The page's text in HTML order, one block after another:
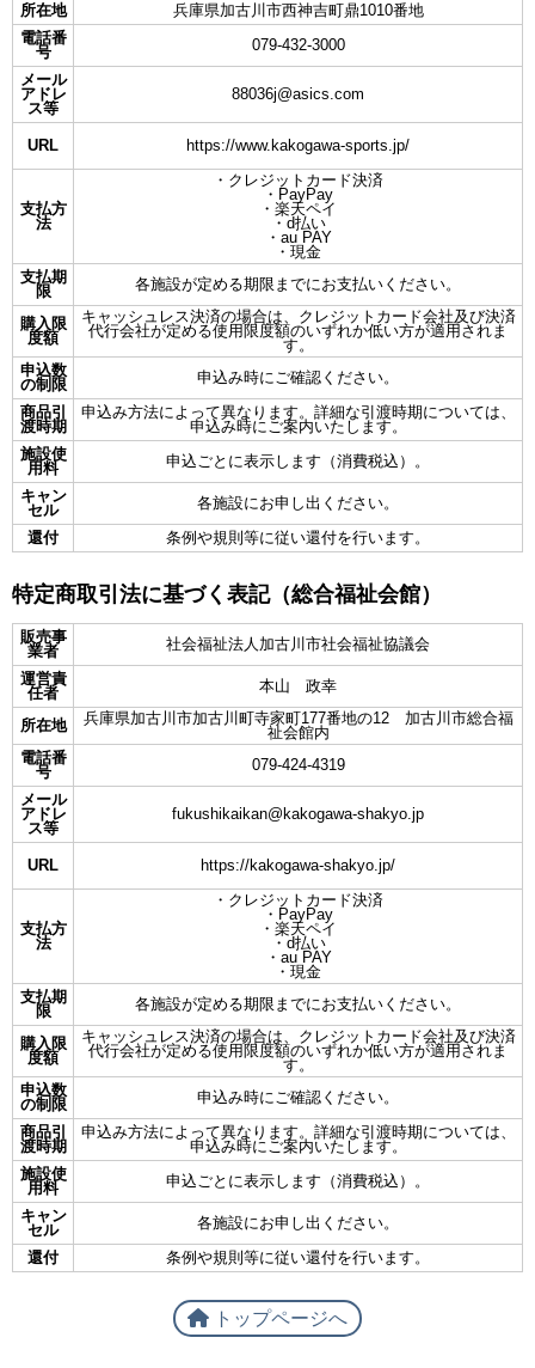
所在地
兵庫県加古川市西神吉町鼎1010番地
電話番
号
079-432-3000
メール
アドレ
ス等
88036j@asics.com
URL https://www.kakogawa-sports.jp/
支払方
法
・クレジットカード決済
・PayPay
・楽天ペイ
・d払い
・au PAY
・現金
支払期
限
各施設が定める期限までにお支払いください。
購入限
度額
キャッシュレス決済の場合は、クレジットカード会社及び決済
代行会社が定める使用限度額のいずれか低い方が適用されま
す。
申込数
の制限
申込み時にご確認ください。
商品引
渡時期
申込み方法によって異なります。詳細な引渡時期については、
申込み時にご案内いたします。
施設使
用料
申込ごとに表示します（消費税込）。
キャン
セル
各施設にお申し出ください。
還付
条例や規則等に従い還付を行います。
特定商取引法に基づく表記（総合福祉会館）
販売事
業者
社会福祉法人加古川市社会福祉協議会
運営責
任者
本山 政幸
所在地
兵庫県加古川市加古川町寺家町177番地の12 加古川市総合福
祉会館内
電話番
号
079-424-4319
メール
アドレ
ス等
fukushikaikan@kakogawa-shakyo.jp
URL https://kakogawa-shakyo.jp/
支払方
法
・クレジットカード決済
・PayPay
・楽天ペイ
・d払い
・au PAY
・現金
支払期
限
各施設が定める期限までにお支払いください。
購入限
度額
キャッシュレス決済の場合は、クレジットカード会社及び決済
代行会社が定める使用限度額のいずれか低い方が適用されま
す。
申込数
の制限
申込み時にご確認ください。
商品引
渡時期
申込み方法によって異なります。詳細な引渡時期については、
申込み時にご案内いたします。
施設使
用料
申込ごとに表示します（消費税込）。
キャン
セル
各施設にお申し出ください。
還付
条例や規則等に従い還付を行います。
トップページへ